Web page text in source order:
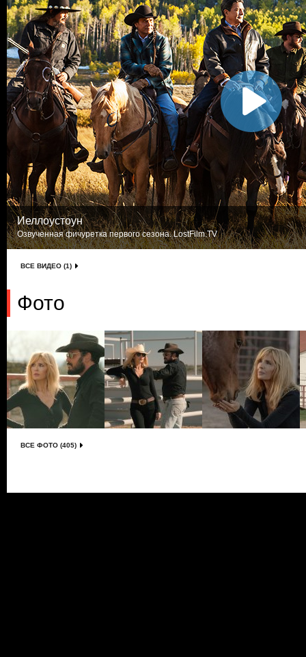
Йеллоустоун
Озвученная фичуретка первого сезона. LostFilm.TV
ВСЕ ВИДЕО (1)
Фото
ВСЕ ФОТО (405)